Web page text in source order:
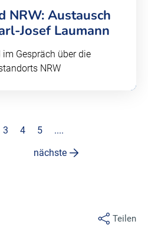
NRW: Austausch
Josef Laumann
Gespräch über die
NRW
3 4 5
....
nächste
Teilen